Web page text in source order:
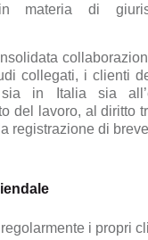
materia di
collegati, i clienti
in Italia sia
del lavoro, al diritto
registrazione di
i propri